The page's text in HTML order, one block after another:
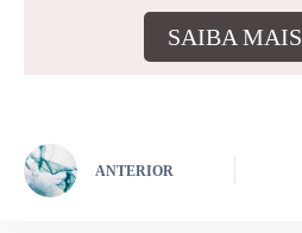
SAIBA MAIS
ANTERIOR